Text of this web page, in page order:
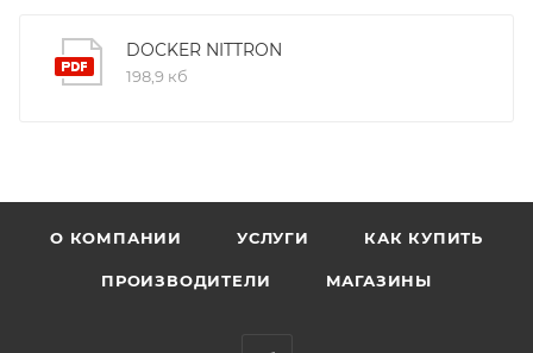
DOCKER NITTRON
198,9 кб
О КОМПАНИИ УСЛУГИ КАК КУПИТЬ
ПРОИЗВОДИТЕЛИ МАГАЗИНЫ